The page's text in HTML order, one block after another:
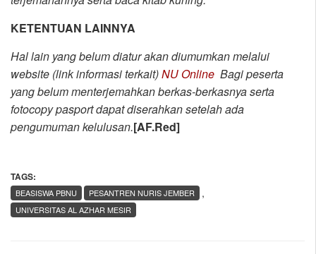
KETENTUAN LAINNYA
Hal lain yang belum diatur akan diumumkan melalui
website (link informasi terkait)NU Online Bagi peserta
yang belum menterjemahkan berkas-berkasnya serta
fotocopy pasport dapat diserahkan setelah ada
pengumuman kelulusan.[AF.Red]
TAGS:
,
BEASISWA PBNU
PESANTREN NURIS JEMBER
UNIVERSITAS AL AZHAR MESIR